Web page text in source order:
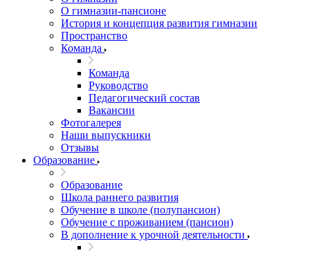
О гимназии-пансионе
История и концепция развития гимназии
Пространство
Команда
Команда
Руководство
Педагогический состав
Вакансии
Фотогалерея
Наши выпускники
Отзывы
Образование
Образование
Школа раннего развития
Обучение в школе (полупансион)
Обучение с проживанием (пансион)
В дополнение к урочной деятельности